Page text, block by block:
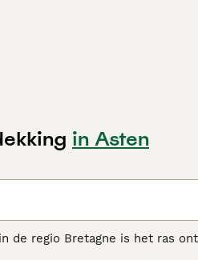
in Asten
regio Bretagne is het ras